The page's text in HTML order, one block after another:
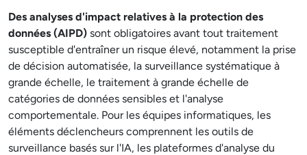
Des analyses d'impact relatives à la protection des
données (AIPD) sont obligatoires avant tout traitement
susceptible d'entraîner un risque élevé, notamment la prise
de décision automatisée, la surveillance systématique à
grande échelle, le traitement à grande échelle de
catégories de données sensibles et l'analyse
comportementale. Pour les équipes informatiques, les
éléments déclencheurs comprennent les outils de
surveillance basés sur l'IA, les plateformes d'analyse du